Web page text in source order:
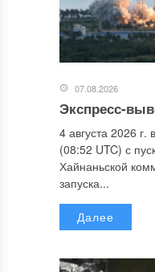
07.08.2026
Экспресс-
4 августа 2026 г.
(08:52 UTC) с
Хайнаньской
запуска...
Далее